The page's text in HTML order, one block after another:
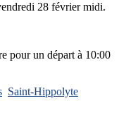
28 février midi.
pour un départ à 10:00
Saint-Hippolyte